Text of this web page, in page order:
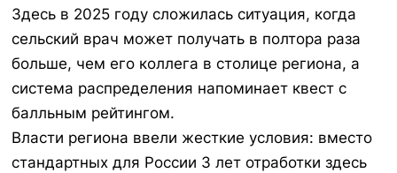
Здесь в 2025 году сложилась ситуация, когда
сельский врач может получать в полтора раза
больше, чем его коллега в столице региона, а
система распределения напоминает квест с
балльным рейтингом.
Власти региона ввели жесткие условия: вместо
стандартных для России 3 лет отработки здесь